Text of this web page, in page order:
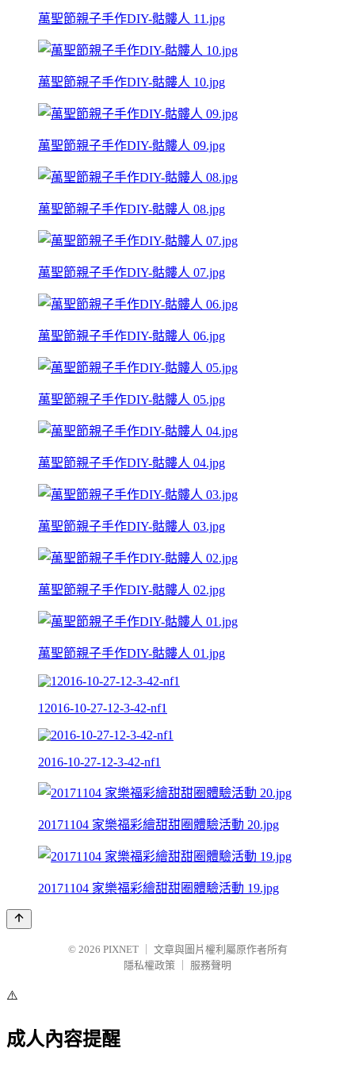
萬聖節親子手作DIY-骷髏人 11.jpg
萬聖節親子手作DIY-骷髏人 10.jpg
萬聖節親子手作DIY-骷髏人 09.jpg
萬聖節親子手作DIY-骷髏人 08.jpg
萬聖節親子手作DIY-骷髏人 07.jpg
萬聖節親子手作DIY-骷髏人 06.jpg
萬聖節親子手作DIY-骷髏人 05.jpg
萬聖節親子手作DIY-骷髏人 04.jpg
萬聖節親子手作DIY-骷髏人 03.jpg
萬聖節親子手作DIY-骷髏人 02.jpg
萬聖節親子手作DIY-骷髏人 01.jpg
12016-10-27-12-3-42-nf1
2016-10-27-12-3-42-nf1
20171104 家樂福彩繪甜甜圈體驗活動 20.jpg
20171104 家樂福彩繪甜甜圈體驗活動 19.jpg
© 2026 PIXNET
文章與圖片權利屬原作者所有
隱私權政策
服務聲明
⚠️
成人內容提醒